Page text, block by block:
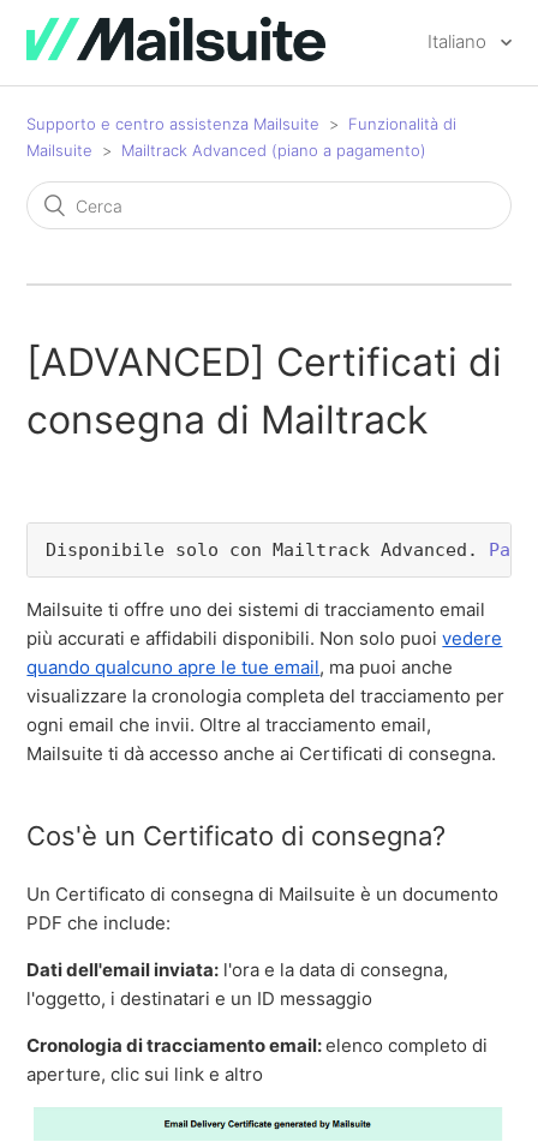
Italiano
Supporto e centro assistenza Mailsuite
Funzionalità di
Mailsuite
Mailtrack Advanced (piano a pagamento)
[ADVANCED] Certificati di
consegna di Mailtrack
Disponibile solo con Mailtrack Advanced.
Mailsuite ti offre uno dei sistemi di tracciamento email
più accurati e affidabili disponibili. Non solo puoivedere
quando qualcuno apre le tue email, ma puoi anche
visualizzare la cronologia completa del tracciamento per
ogni email che invii. Oltre al tracciamento email,
Mailsuite ti dà accesso anche ai Certificati di consegna.
Cos'è un Certificato di consegna?
Un Certificato di consegna di Mailsuite è un documento
PDF che include:
Dati dell'email inviata: l'ora e la data di consegna,
l'oggetto, i destinatari e un ID messaggio
Cronologia di tracciamento email:elenco completo di
aperture, clic sui link e altro